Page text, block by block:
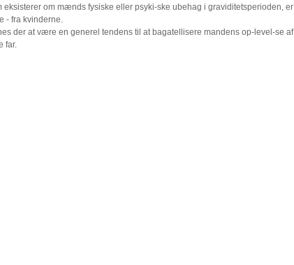
eksisterer om mænds fysiske eller psyki-ske ubehag i graviditetsperioden, er
- fra kvinderne.
der at være en generel tendens til at bagatellisere mandens op-level-se af
far.